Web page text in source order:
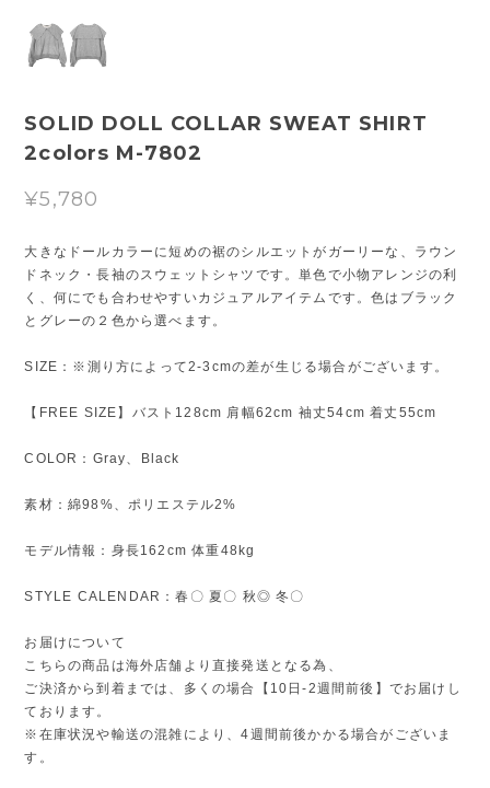
SOLID DOLL COLLAR SWEAT SHIRT
2colors M-7802
¥5,780
大きなドールカラーに短めの裾のシルエットがガーリーな、ラウン
ドネック・長袖のスウェットシャツです。単色で小物アレンジの利
く、何にでも合わせやすいカジュアルアイテムです。色はブラック
とグレーの２色から選べます。
SIZE：※測り方によって2-3cmの差が生じる場合がございます。
【FREE SIZE】バスト128cm 肩幅62cm 袖丈54cm 着丈55cm
COLOR：Gray、Black
素材：綿98%、ポリエステル2%
モデル情報：身長162cm 体重48kg
STYLE CALENDAR：春〇 夏〇 秋◎ 冬〇
お届けについて
こちらの商品は海外店舗より直接発送となる為、
ご決済から到着までは、多くの場合【10日-2週間前後】でお届けし
ております。
※在庫状況や輸送の混雑により、4週間前後かかる場合がございま
す。